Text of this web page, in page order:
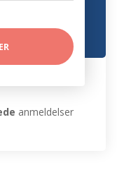
anmeldelser